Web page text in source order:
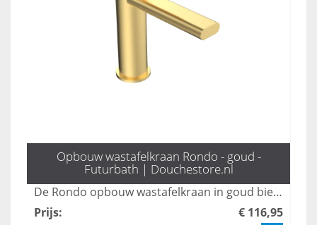
Opbouw wastafelkraan Rondo - goud -
Futurbath | Douchestore.nl
De Rondo opbouw wastafelkraan in goud biedt een stijlvol design dat elegantie toevoegt aan elke badkamer. Met een hoogte van 16 cm is deze kraan niet alleen praktisch, maar ook een statement piece dat moderne esthetiek combineert met functionaliteit. Transformeer uw wastafel met deze luxe toevoeging en geniet van een verfijnde uitstraling.
Prijs: € 116,95